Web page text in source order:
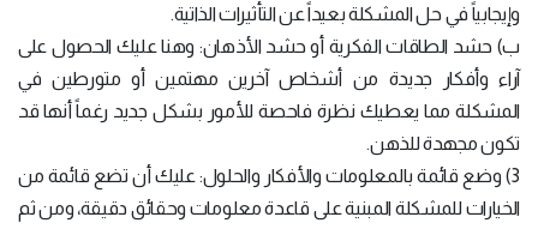
وإيجابياً في حل المشكلة بعيداً عن التأثيرات الذاتية.
ب) حشد الطاقات الفكرية أو حشد الأذهان: وهنا عليك الحصول على
آراء وأفكار جديدة من أشخاص آخرين مهتمين أو متورطين في
المشكلة مما يعطيك نظرة فاحصة للأمور بشكل جديد رغماً أنها قد
تكون مجهدة للذهن.
3) وضع قائمة بالمعلومات والأفكار والحلول: عليك أن تضع قائمة من
الخيارات للمشكلة المبنية على قاعدة معلومات وحقائق دقيقة، ومن ثم